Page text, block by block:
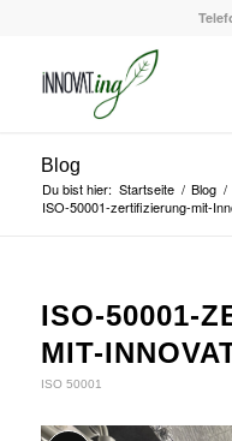
Blog
Du bist hier: Startseite / Blog /
ISO-50001-zertifizierung-mit-
ISO-50001-
MIT-
ISO 50001